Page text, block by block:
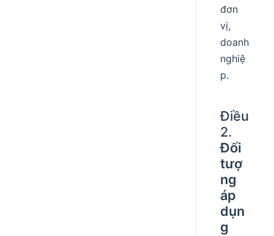
đơn
vị,
doanh
nghiệ
p.
Điều
2.
Đối
tượ
ng
áp
dụn
g